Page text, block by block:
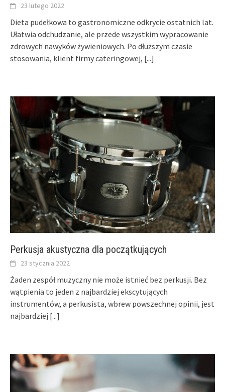
23 lutego 2022
Dieta pudełkowa to gastronomiczne odkrycie ostatnich lat.
Ułatwia odchudzanie, ale przede wszystkim wypracowanie
zdrowych nawyków żywieniowych. Po dłuższym czasie
stosowania, klient firmy cateringowej, [...]
Perkusja akustyczna dla początkujących
23 stycznia 2022
Żaden zespół muzyczny nie może istnieć bez perkusji. Bez
wątpienia to jeden z najbardziej ekscytujących
instrumentów, a perkusista, wbrew powszechnej opinii, jest
najbardziej [...]